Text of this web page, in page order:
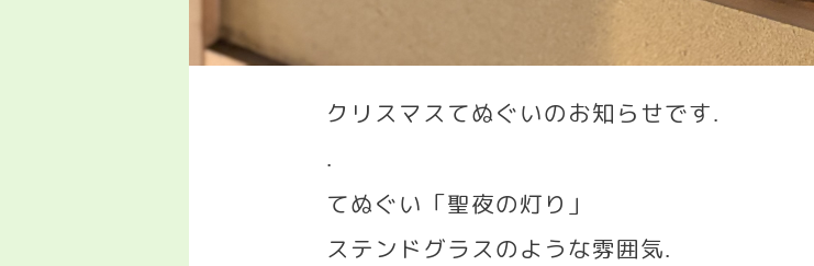
クリスマスてぬぐいのお知らせです.
.
てぬぐい「聖夜の灯り」
ステンドグラスのような雰囲気.